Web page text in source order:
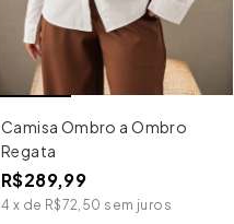
Camisa Ombro a Ombro
Regata
R$289,99
4 x de R$72,50 sem juros